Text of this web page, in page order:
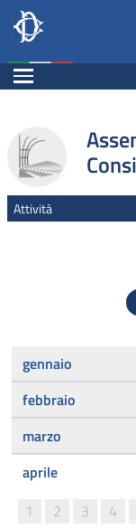
Internazionale,
Salta al contenuto
Salta al menu di
Espandi
Attività
gennaio
febbraio
marzo
aprile
1
2 3 4
Navigazione
Fine pagina
Salta al contenuto
Salta al menu di
Vai a inizio pagina